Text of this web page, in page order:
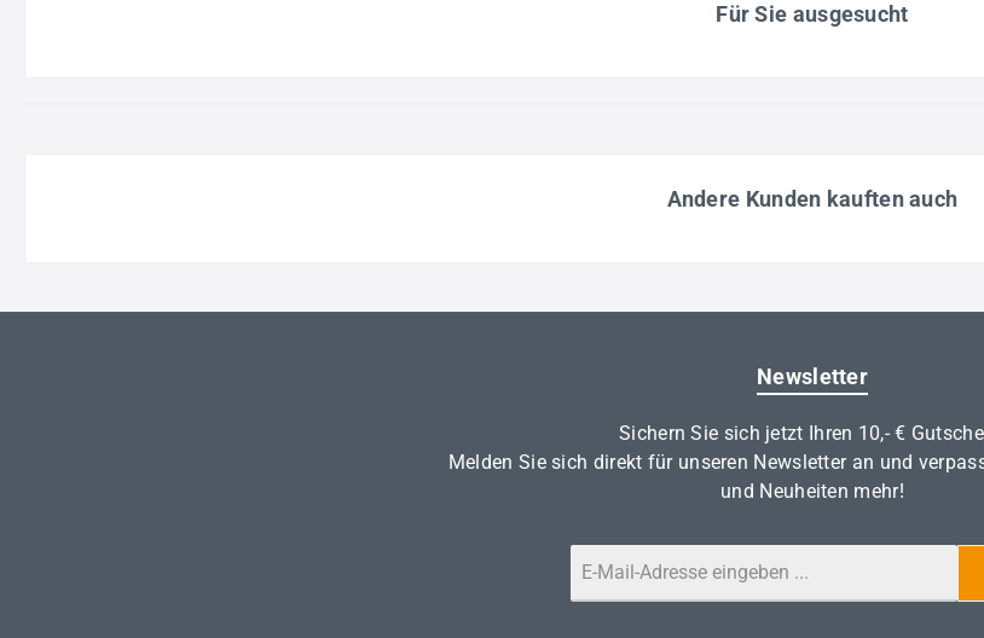
Für Sie ausgesucht
Andere Kunden kauften auch
Newsletter
Sichern Sie sich jetzt Ihren 10,- €
Melden Sie sich direkt für unseren Newsletter an und
und Neuheiten mehr!